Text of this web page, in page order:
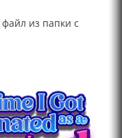
из папки с